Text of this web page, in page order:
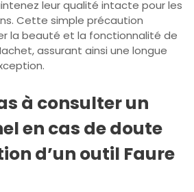
leur qualité intacte pour les
Cette simple précaution
la beauté et la fonctionnalité de
assurant ainsi une longue
à consulter un
en cas de doute
d’un outil Faure